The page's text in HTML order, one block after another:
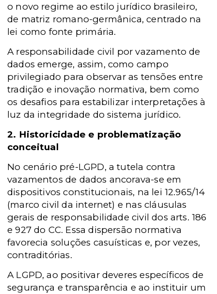
o novo regime ao estilo jurídico brasileiro,
de matriz romano-germânica, centrado na
lei como fonte primária.
A responsabilidade civil por vazamento de
dados emerge, assim, como campo
privilegiado para observar as tensões entre
tradição e inovação normativa, bem como
os desafios para estabilizar interpretações à
luz da integridade do sistema jurídico.
2. Historicidade e problematização
conceitual
No cenário pré-LGPD, a tutela contra
vazamentos de dados ancorava-se em
dispositivos constitucionais, na lei 12.965/14
(marco civil da internet) e nas cláusulas
gerais de responsabilidade civil dos arts. 186
e 927 do CC. Essa dispersão normativa
favorecia soluções casuísticas e, por vezes,
contraditórias.
A LGPD, ao positivar deveres específicos de
segurança e transparência e ao instituir um